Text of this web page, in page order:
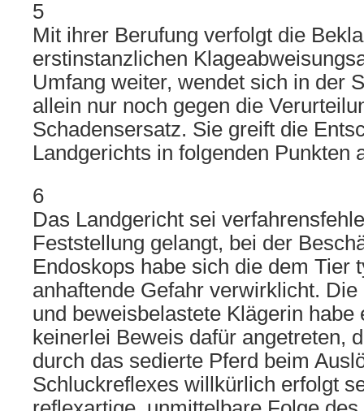
5
Mit ihrer Berufung verfolgt die
erstinstanzlichen
Umfang weiter, wendet sich in der
allein nur noch gegen die
Schadensersatz. Sie greift die
Landgerichts in folgenden Punkten
6
Das Landgericht sei
Feststellung gelangt, bei der
Endoskops habe sich die dem Tier
anhaftende Gefahr verwirklicht.
und beweisbelastete Klägerin habe
keinerlei Beweis dafür angetreten,
durch das sedierte Pferd beim
Schluckreflexes willkürlich erfolgt